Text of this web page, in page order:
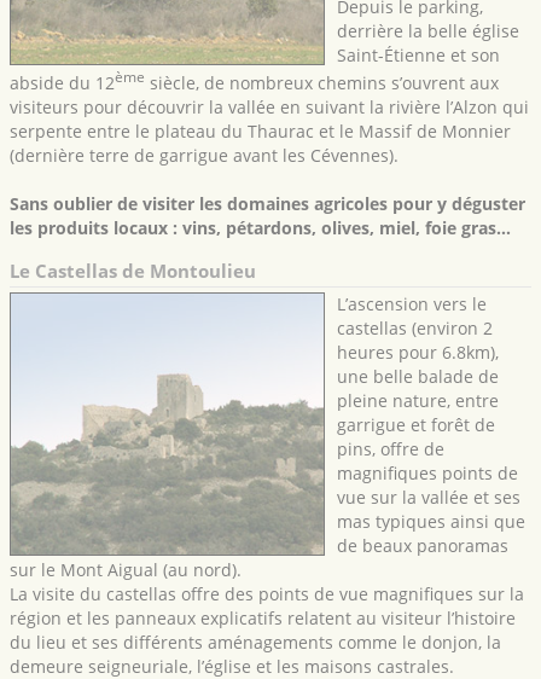
Depuis le parking,
derrière la belle église
Saint-Étienne et son
abside du 12ème siècle, de nombreux chemins s’ouvrent aux
visiteurs pour découvrir la vallée en suivant la rivière l’Alzon qui
serpente entre le plateau du Thaurac et le Massif de Monnier
(dernière terre de garrigue avant les Cévennes).
Sans oublier de visiter les domaines agricoles pour y déguster
les produits locaux : vins, pétardons, olives, miel, foie gras…
Le Castellas de Montoulieu
L’ascension vers le
castellas (environ 2
heures pour 6.8km),
une belle balade de
pleine nature, entre
garrigue et forêt de
pins, offre de
magnifiques points de
vue sur la vallée et ses
mas typiques ainsi que
de beaux panoramas
sur le Mont Aigual (au nord).
La visite du castellas offre des points de vue magnifiques sur la
région et les panneaux explicatifs relatent au visiteur l’histoire
du lieu et ses différents aménagements comme le donjon, la
demeure seigneuriale, l’église et les maisons castrales.